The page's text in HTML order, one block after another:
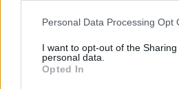
Personal Data Processing Opt
I want to opt-out of the
personal data.
Opted In